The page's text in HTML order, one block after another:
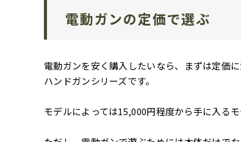
電動ガンの定価で選ぶ
電動ガンを安く購入したいなら、まずは定価
ハンドガンシリーズです。
モデルによっては15,000円程度から手に入るモ